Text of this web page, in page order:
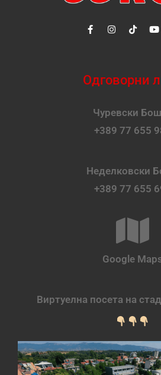
Одговорни
Чуревски
+389 77 655
Неделковски
+389 77 655
Google
Виртуелна посета на